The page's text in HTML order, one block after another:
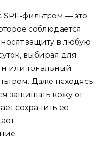
SPF-фильтром — это
соблюдается
защиту в любую
выбирая для
или тональный
Даже находясь
защищать кожу от
сохранить ее